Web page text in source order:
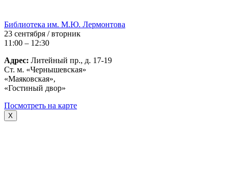
Библиотека им. М.Ю. Лермонтова
23 сентября / вторник
11:00 – 12:30
Адрес: Литейный пр., д. 17-19
Ст. м. «Чернышевская»
«Маяковская»,
«Гостиный двор»
Посмотреть на карте
X